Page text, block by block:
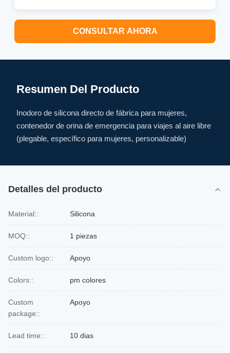
CONSULTAR AHORA
Resumen Del Producto
Inodoro de silicona directo de fábrica para mujeres,
contenedor de orina de emergencia para viajes al aire libre
(plegable, específico para mujeres, personalizable)
Detalles del producto
Material:: Silicona
MOQ:: 1 piezas
Custom logo:: Apoyo
Colors:: pm colores
Custom
package::
Apoyo
Lead time:: 10 dias